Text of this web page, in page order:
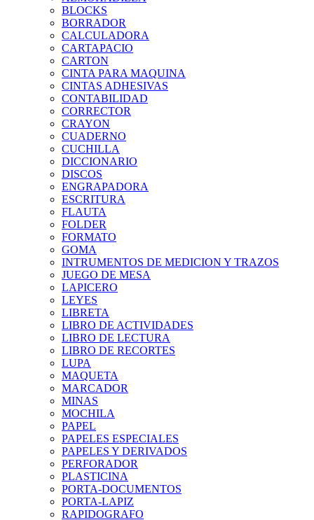
BLOCKS
BORRADOR
CALCULADORA
CARTAPACIO
CARTON
CINTA PARA MAQUINA
CINTAS ADHESIVAS
CONTABILIDAD
CORRECTOR
CRAYON
CUADERNO
CUCHILLA
DICCIONARIO
DISCOS
ENGRAPADORA
ESCRITURA
FLAUTA
FOLDER
FORMATO
GOMA
INTRUMENTOS DE MEDICION Y TRAZOS
JUEGO DE MESA
LAPICERO
LEYES
LIBRETA
LIBRO DE ACTIVIDADES
LIBRO DE LECTURA
LIBRO DE RECORTES
LUPA
MAQUETA
MARCADOR
MINAS
MOCHILA
PAPEL
PAPELES ESPECIALES
PAPELES Y DERIVADOS
PERFORADOR
PLASTICINA
PORTA-DOCUMENTOS
PORTA-LAPIZ
RAPIDOGRAFO